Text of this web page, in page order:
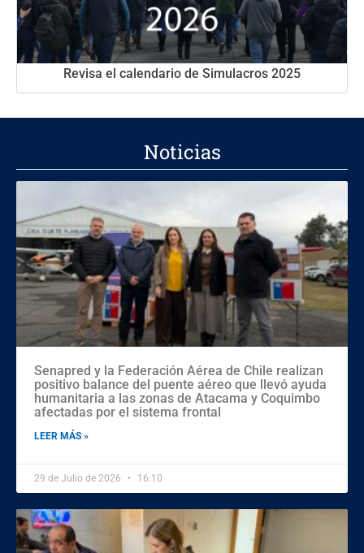
Revisa el calendario de Simulacros 2025
Noticias
Senapred y la Federación Aérea de Chile realizan
positivo balance del puente aéreo que llevó ayuda
humanitaria a las zonas de Atacama y Coquimbo
afectadas por el sistema frontal
LEER MÁS »
29 de Julio de 2026 16:10